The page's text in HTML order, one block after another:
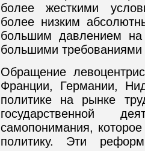
более жесткими
более низким
большим давлением на
большими
Обращение
Франции, Германии,
политике на рынке
государственной
самопонимания,
политику. Эти